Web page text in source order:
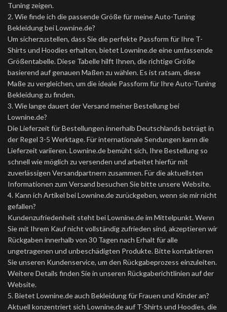
Tuning zeigen.
2. Wie finde ich die passende Größe für meine Auto-Tuning
Bekleidung bei Lownine.de?
Um sicherzustellen, dass Sie die perfekte Passform für Ihre T-
Shirts und Hoodies erhalten, bietet Lownine.de eine umfassende
Größentabelle. Diese Tabelle hilft Ihnen, die richtige Größe
basierend auf genauen Maßen zu wählen. Es ist ratsam, diese
Maße zu vergleichen, um die ideale Passform für Ihre Auto-Tuning
Bekleidung zu finden.
3. Wie lange dauert der Versand meiner Bestellung bei
Lownine.de?
Die Lieferzeit für Bestellungen innerhalb Deutschlands beträgt in
der Regel 3-5 Werktage. Für internationale Sendungen kann die
Lieferzeit variieren. Lownine.de bemüht sich, Ihre Bestellung so
schnell wie möglich zu versenden und arbeitet hierfür mit
zuverlässigen Versandpartnern zusammen. Für die aktuellsten
Informationen zum Versand besuchen Sie bitte unsere Website.
4. Kann ich Artikel bei Lownine.de zurückgeben, wenn sie mir nicht
gefallen?
Kundenzufriedenheit steht bei Lownine.de im Mittelpunkt. Wenn
Sie mit Ihrem Kauf nicht vollständig zufrieden sind, akzeptieren wir
Rückgaben innerhalb von 30 Tagen nach Erhalt für alle
ungetragenen und unbeschädigten Produkte. Bitte kontaktieren
Sie unseren Kundenservice, um den Rückgabeprozess einzuleiten.
Weitere Details finden Sie in unseren Rückgaberichtlinien auf der
Website.
5. Bietet Lownine.de auch Bekleidung für Frauen und Kinder an?
Aktuell konzentriert sich Lownine.de auf T-Shirts und Hoodies, die